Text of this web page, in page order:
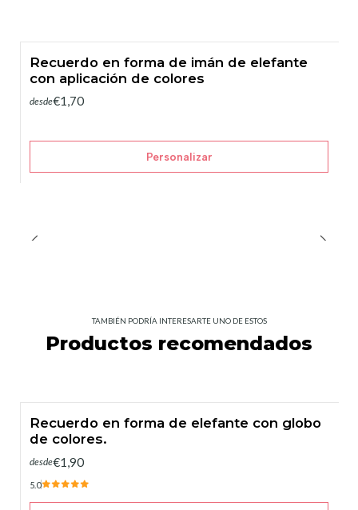
Recuerdo en forma de imán de elefante
con aplicación de colores
desde€1,70
Personalizar
TAMBIÉN PODRÍA INTERESARTE UNO DE ESTOS
Productos recomendados
Recuerdo en forma de elefante con globo
de colores.
desde€1,90
5.0